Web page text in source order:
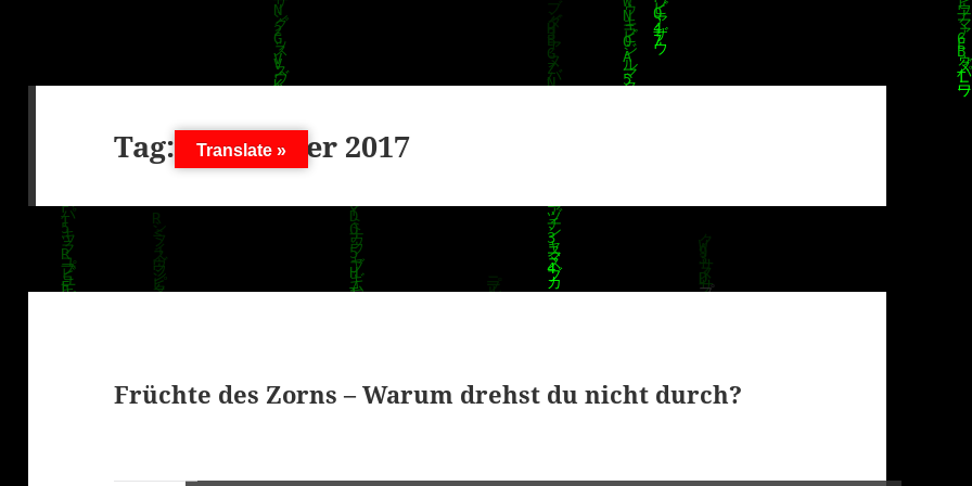
Tag: 3. Oktober 2017
Früchte des Zorns – Warum drehst du nicht durch?
Translate »